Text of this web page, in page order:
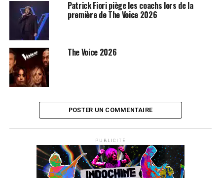
Patrick Fiori piège les coachs lors de la
première de The Voice 2026
The Voice 2026
POSTER UN COMMENTAIRE
PUBLICITÉ